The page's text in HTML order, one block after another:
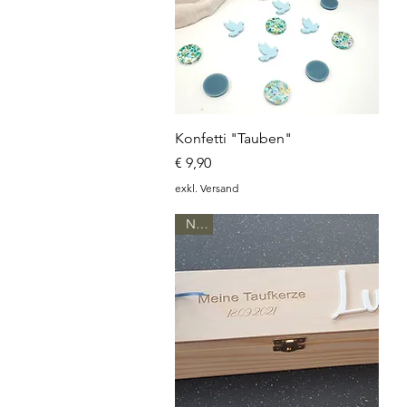
Schnellansicht
Konfetti "Tauben"
Preis
€ 9,90
exkl. Versand
NEU